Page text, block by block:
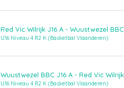
Red Vic Wilrijk J16 A - Wuustwezel
U16 Niveau 4 R2 K (Basketbal Vlaanderen)
Wuustwezel BBC J16 A - Red Vic
U16 Niveau 4 R2 K (Basketbal Vlaanderen)